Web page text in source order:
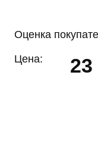
Оценка
Цена: 23